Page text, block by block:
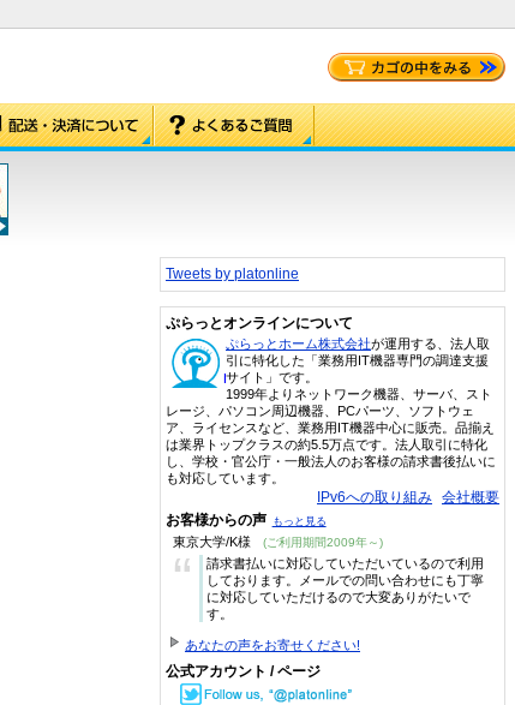
Tweets by platonline
ぷらっとオンラインについて
ぷらっとホーム株式会社が運用する、法人取
引に特化した「業務用IT機器専門の調達支援
サイト」です。
1999年よりネットワーク機器、サーバ、スト
レージ、パソコン周辺機器、PCパーツ、ソフトウェ
ア、ライセンスなど、業務用IT機器中心に販売。品揃え
は業界トップクラスの約5.5万点です。法人取引に特化
し、学校・官公庁・一般法人のお客様の請求書後払いに
も対応しています。
IPv6への取り組み 会社概要
お客様からの声 もっと見る
東京大学/K様 (ご利用期間2009年～)
“
請求書払いに対応していただいているので利用
しております。メールでの問い合わせにも丁寧
に対応していただけるので大変ありがたいで
す。
あなたの声をお寄せください!
公式アカウント / ページ